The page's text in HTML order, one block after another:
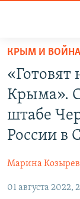
Вернуться
основному
содержанию
Вернутся
главной
Вернутся
ГРУЗ 200
КАРТА
ВОДА
ИСТОРИЯ
ИНТЕРАКТИВ
ИНФОГРАФИКА
РАДІО
КАК ОБОЙТИ
КРЫМ И ВОЙНА
«Готовят
Крыма».
штабе
России в
Марина
01 августа 2022,